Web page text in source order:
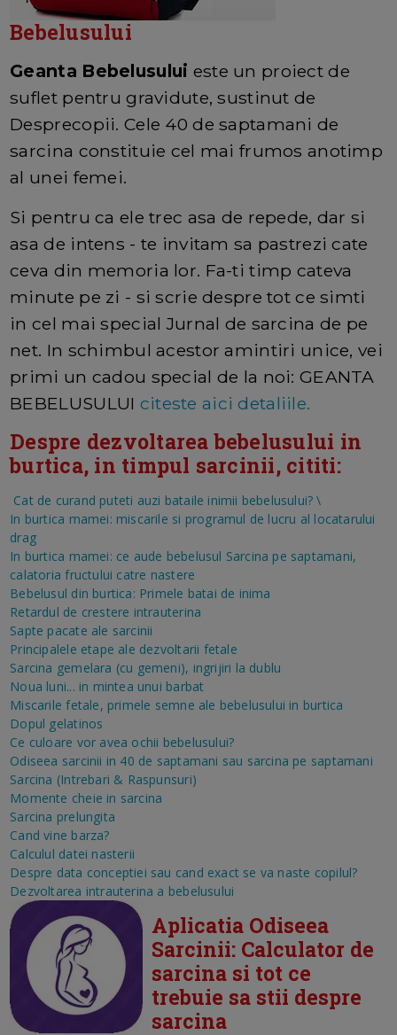
Bebelusului
Geanta Bebelusului este un proiect de
suflet pentru gravidute, sustinut de
Desprecopii. Cele 40 de saptamani de
sarcina constituie cel mai frumos anotimp
al unei femei.
Si pentru ca ele trec asa de repede, dar si
asa de intens - te invitam sa pastrezi cate
ceva din memoria lor. Fa-ti timp cateva
minute pe zi - si scrie despre tot ce simti
in cel mai special Jurnal de sarcina de pe
net. In schimbul acestor amintiri unice, vei
primi un cadou special de la noi: GEANTA
BEBELUSULUI citeste aici detaliile.
Despre dezvoltarea bebelusului in
burtica, in timpul sarcinii, cititi:
Cat de curand puteti auzi bataile inimii bebelusului? \
In burtica mamei: miscarile si programul de lucru al locatarului
drag
In burtica mamei: ce aude bebelusul Sarcina pe saptamani,
calatoria fructului catre nastere
Bebelusul din burtica: Primele batai de inima
Retardul de crestere intrauterina
Sapte pacate ale sarcinii
Principalele etape ale dezvoltarii fetale
Sarcina gemelara (cu gemeni), ingrijiri la dublu
Noua luni... in mintea unui barbat
Miscarile fetale, primele semne ale bebelusului in burtica
Dopul gelatinos
Ce culoare vor avea ochii bebelusului?
Odiseea sarcinii in 40 de saptamani sau sarcina pe saptamani
Sarcina (Intrebari & Raspunsuri)
Momente cheie in sarcina
Sarcina prelungita
Cand vine barza?
Calculul datei nasterii
Despre data conceptiei sau cand exact se va naste copilul?
Dezvoltarea intrauterina a bebelusului
Aplicatia Odiseea
Sarcinii: Calculator de
sarcina si tot ce
trebuie sa stii despre
sarcina